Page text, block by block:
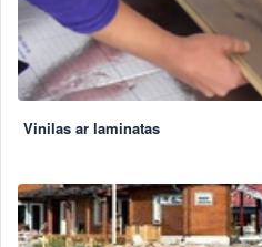
Vinilas ar laminatas